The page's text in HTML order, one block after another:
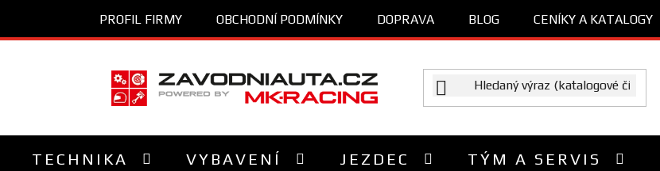
obsah
PROFIL FIRMY OBCHODNÍ PODMÍNKY DOPRAVA BLOG CENÍKY A KATALOGY
TECHNIKA VYBAVENÍ JEZDEC TÝM A SERVIS